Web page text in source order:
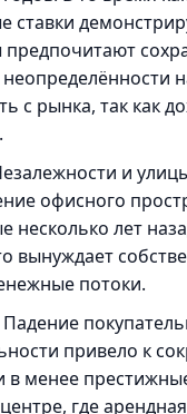
ставки
предпочитают
рынка, так как
и
офисного
лет
вынуждает
потоки.
привело к
в менее
где